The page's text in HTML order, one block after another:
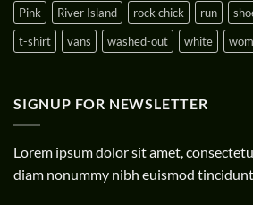
Pink
River Island rock chick run
t-shirt
vans washed-out white
SIGNUP FOR NEWSLETTER
Lorem ipsum dolor sit amet,
diam nonummy nibh euismod